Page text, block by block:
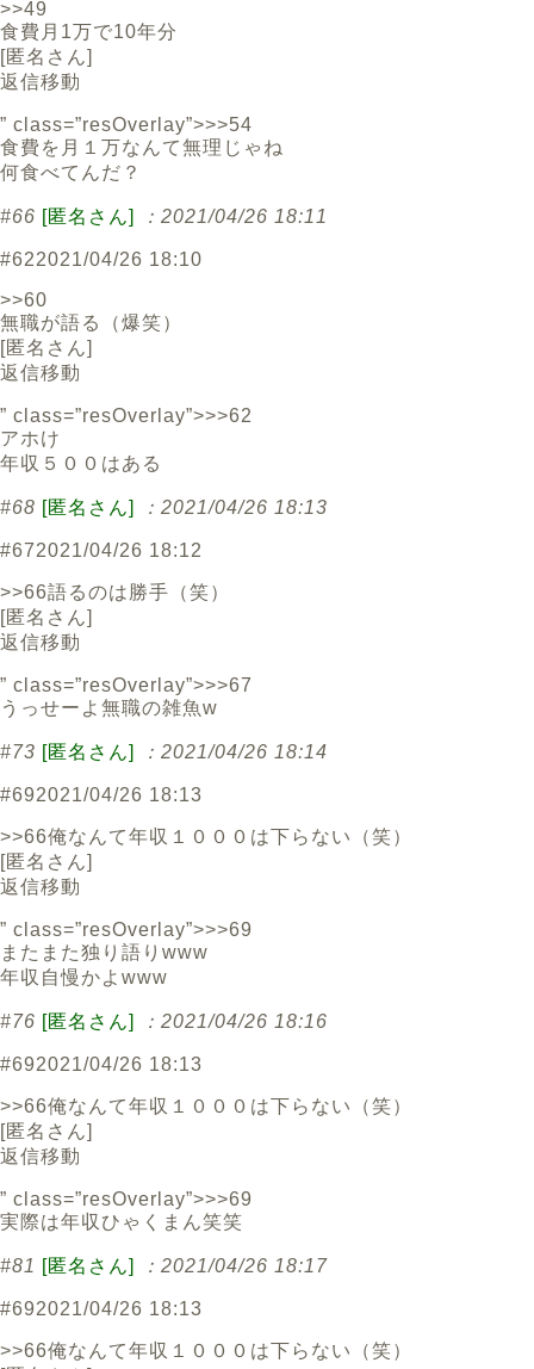
>>49
食費月1万で10年分
[匿名さん]
返信移動
” class=”resOverlay”>>>54
食費を月１万なんて無理じゃね
何食べてんだ？
#66 [匿名さん] ：2021/04/26 18:11
#622021/04/26 18:10
>>60
無職が語る（爆笑）
[匿名さん]
返信移動
” class=”resOverlay”>>>62
アホけ
年収５００はある
#68 [匿名さん] ：2021/04/26 18:13
#672021/04/26 18:12
>>66語るのは勝手（笑）
[匿名さん]
返信移動
” class=”resOverlay”>>>67
うっせーよ無職の雑魚w
#73 [匿名さん] ：2021/04/26 18:14
#692021/04/26 18:13
>>66俺なんて年収１０００は下らない（笑）
[匿名さん]
返信移動
” class=”resOverlay”>>>69
またまた独り語りwww
年収自慢かよwww
#76 [匿名さん] ：2021/04/26 18:16
#692021/04/26 18:13
>>66俺なんて年収１０００は下らない（笑）
[匿名さん]
返信移動
” class=”resOverlay”>>>69
実際は年収ひゃくまん笑笑
#81 [匿名さん] ：2021/04/26 18:17
#692021/04/26 18:13
>>66俺なんて年収１０００は下らない（笑）